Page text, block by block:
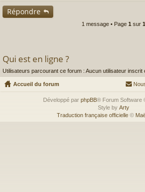
n
o
Répondre
1 message • Page 1 sur 1
Qui est en ligne ?
Utilisateurs parcourant ce forum : Aucun utilisateur inscrit
Accueil du forum
Développé par phpBB® Forum Software
Style by Arty
Traduction française officielle ©